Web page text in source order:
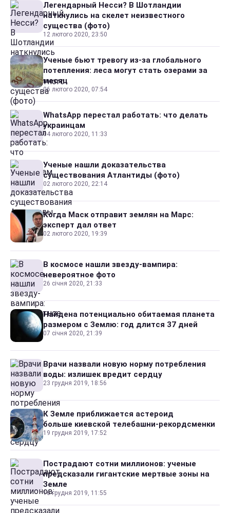
Легендарный Несси? В Шотландии
наткнулись на скелет неизвестного
существа (фото)
12 лютого 2020, 23:50
Ученые бьют тревогу из-за глобального
потепления: леса могут стать озерами за
месяц
06 лютого 2020, 07:54
WhatsApp перестал работать: что делать
украинцам
04 лютого 2020, 11:33
Ученые нашли доказательства
существования Атлантиды (фото)
02 лютого 2020, 22:14
Когда Маск отправит землян на Марс:
эксперт дал ответ
02 лютого 2020, 19:39
В космосе нашли звезду-вампира:
невероятное фото
26 січня 2020, 21:33
Найдена потенциально обитаемая планета
размером с Землю: год длится 37 дней
07 січня 2020, 21:39
Врачи назвали новую норму потребления
воды: излишек вредит сердцу
23 грудня 2019, 18:56
К Земле приближается астероид
больше киевской телебашни-рекордсменки
19 грудня 2019, 17:52
Пострадают сотни миллионов: ученые
предсказали гигантские мертвые зоны на
Земле
16 грудня 2019, 11:55